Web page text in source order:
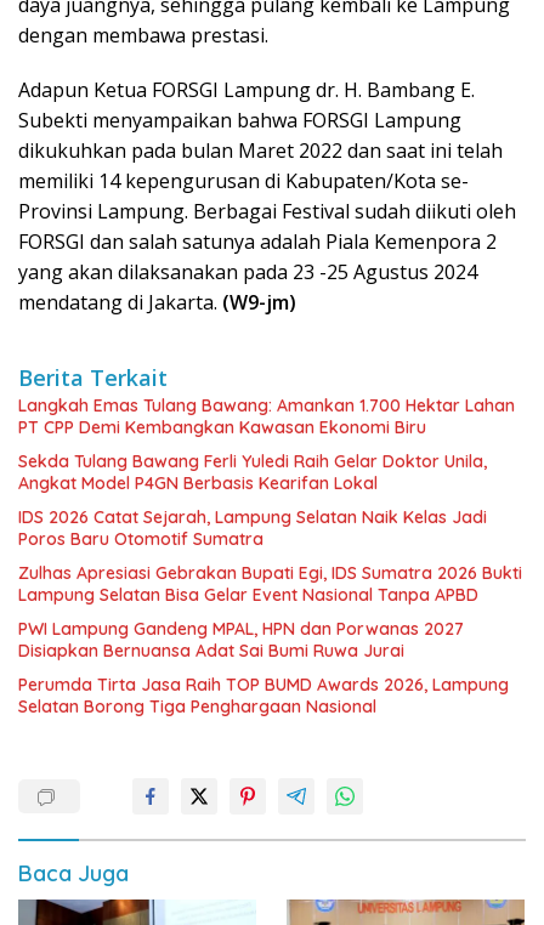
dengan membawa prestasi.
Adapun Ketua FORSGI Lampung dr. H. Bambang E.
Subekti menyampaikan bahwa FORSGI Lampung
dikukuhkan pada bulan Maret 2022 dan saat ini telah
memiliki 14 kepengurusan di Kabupaten/Kota se-
Provinsi Lampung. Berbagai Festival sudah diikuti oleh
FORSGI dan salah satunya adalah Piala Kemenpora 2
yang akan dilaksanakan pada 23 -25 Agustus 2024
mendatang di Jakarta. (W9-jm)
Berita Terkait
Langkah Emas Tulang Bawang: Amankan 1.700 Hektar Lahan
PT CPP Demi Kembangkan Kawasan Ekonomi Biru
Sekda Tulang Bawang Ferli Yuledi Raih Gelar Doktor Unila,
Angkat Model P4GN Berbasis Kearifan Lokal
IDS 2026 Catat Sejarah, Lampung Selatan Naik Kelas Jadi
Poros Baru Otomotif Sumatra
Zulhas Apresiasi Gebrakan Bupati Egi, IDS Sumatra 2026 Bukti
Lampung Selatan Bisa Gelar Event Nasional Tanpa APBD
PWI Lampung Gandeng MPAL, HPN dan Porwanas 2027
Disiapkan Bernuansa Adat Sai Bumi Ruwa Jurai
Perumda Tirta Jasa Raih TOP BUMD Awards 2026, Lampung
Selatan Borong Tiga Penghargaan Nasional
Baca Juga